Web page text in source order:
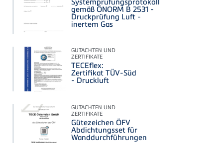
gemäß ÖNORM B 2531 -
Druckprüfung Luft -
inertem Gas
GUTACHTEN UND
ZERTIFIKATE
TECEflex:
Zertifikat TÜV-Süd
- Druckluft
GUTACHTEN UND
ZERTIFIKATE
Gütezeichen ÖFV
Abdichtungsset für
Wanddurchführungen